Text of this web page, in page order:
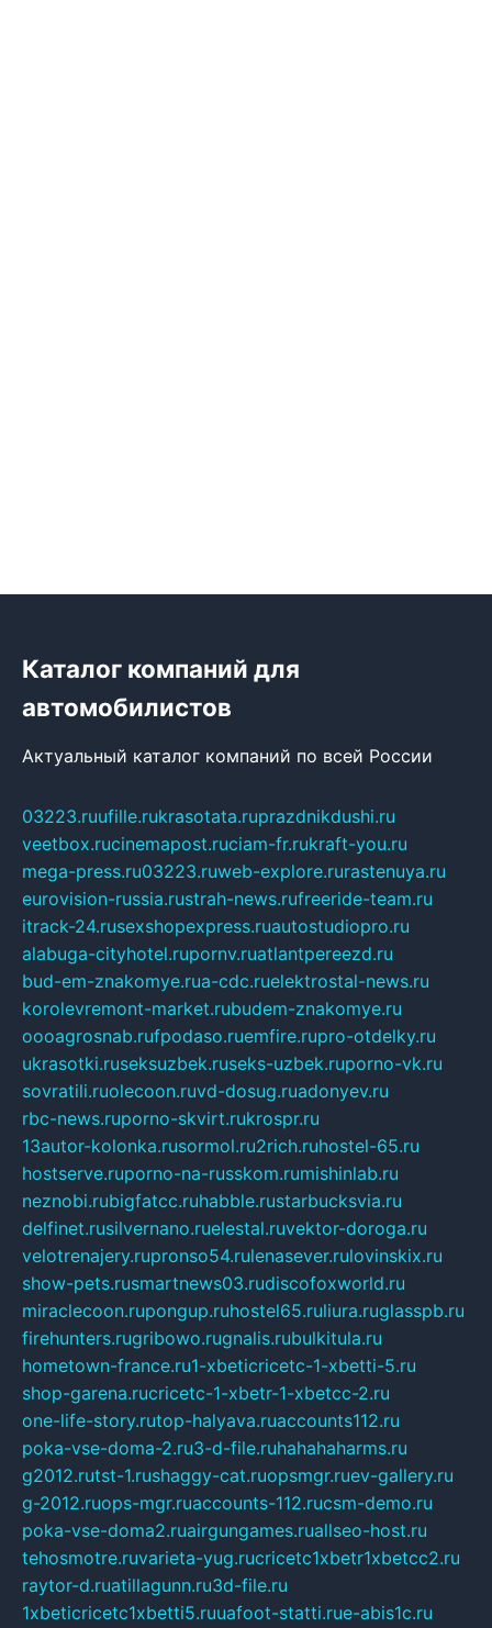
Каталог компаний для
автомобилистов
Актуальный каталог компаний по всей России
03223.ruufille.rukrasotata.ruprazdnikdushi.ru
veetbox.rucinemapost.ruciam-fr.rukraft-you.ru
mega-press.ru03223.ruweb-explore.rurastenuya.ru
eurovision-russia.rustrah-news.rufreeride-team.ru
itrack-24.rusexshopexpress.ruautostudiopro.ru
alabuga-cityhotel.rupornv.ruatlantpereezd.ru
bud-em-znakomye.rua-cdc.ruelektrostal-news.ru
korolevremont-market.rubudem-znakomye.ru
oooagrosnab.rufpodaso.ruemfire.rupro-otdelky.ru
ukrasotki.ruseksuzbek.ruseks-uzbek.ruporno-vk.ru
sovratili.ruolecoon.ruvd-dosug.ruadonyev.ru
rbc-news.ruporno-skvirt.rukrospr.ru
13autor-kolonka.rusormol.ru2rich.ruhostel-65.ru
hostserve.ruporno-na-russkom.rumishinlab.ru
neznobi.rubigfatcc.ruhabble.rustarbucksvia.ru
delfinet.rusilvernano.ruelestal.ruvektor-doroga.ru
velotrenajery.rupronso54.rulenasever.rulovinskix.ru
show-pets.rusmartnews03.rudiscofoxworld.ru
miraclecoon.rupongup.ruhostel65.ruliura.ruglasspb.ru
firehunters.rugribowo.rugnalis.rubulkitula.ru
hometown-france.ru1-xbeticricetc-1-xbetti-5.ru
shop-garena.rucricetc-1-xbetr-1-xbetcc-2.ru
one-life-story.rutop-halyava.ruaccounts112.ru
poka-vse-doma-2.ru3-d-file.ruhahahaharms.ru
g2012.rutst-1.rushaggy-cat.ruopsmgr.ruev-gallery.ru
g-2012.ruops-mgr.ruaccounts-112.rucsm-demo.ru
poka-vse-doma2.ruairgungames.ruallseo-host.ru
tehosmotre.ruvarieta-yug.rucricetc1xbetr1xbetcc2.ru
raytor-d.ruatillagunn.ru3d-file.ru
1xbeticricetc1xbetti5.ruuafoot-statti.rue-abis1c.ru